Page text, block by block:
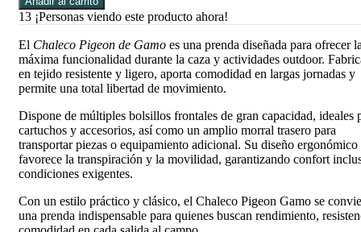
13 ¡Personas viendo este producto ahora!
El Chaleco Pigeon de Gamo es una prenda diseñada para ofrecer
máxima funcionalidad durante la caza y actividades outdoor.
en tejido resistente y ligero, aporta comodidad en largas jornadas y
permite una total libertad de movimiento.
Dispone de múltiples bolsillos frontales de gran capacidad, ideales
cartuchos y accesorios, así como un amplio morral trasero para
transportar piezas o equipamiento adicional. Su diseño ergonómico
favorece la transpiración y la movilidad, garantizando confort
condiciones exigentes.
Con un estilo práctico y clásico, el Chaleco Pigeon Gamo se
una prenda indispensable para quienes buscan rendimiento,